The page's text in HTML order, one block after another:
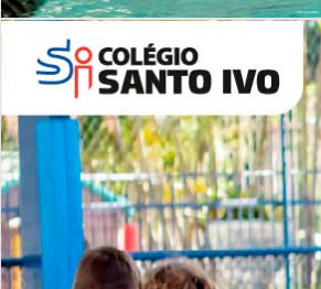
Período Integral | Saiba mais
Lista de vídeos